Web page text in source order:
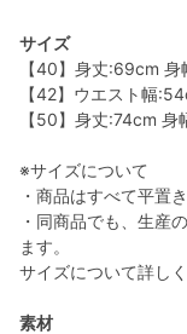
サイズ
【40】身丈:69cm
【42】ウエスト幅
【50】身丈:74cm
※サイズについて
・商品はすべて平置
・同商品でも、生産
ます。
サイズについて詳し
素材